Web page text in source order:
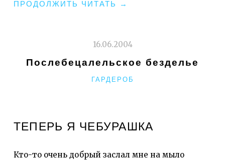
ПРОДОЛЖИТЬ ЧИТАТЬ
«АЛЁ,
КАНАЛЕ
MUSIC
BOX)»
→
16.06.2004
Послебецалельское безделье
РУБРИКИ
ГАРДЕРОБ
ТЕПЕРЬ Я ЧЕБУРАШКА
Кто-то очень добрый заслал мне на мыло